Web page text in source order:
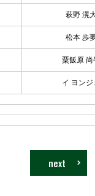
萩野 滉
松本 歩
粟飯原 尚
イ ヨンジ
next